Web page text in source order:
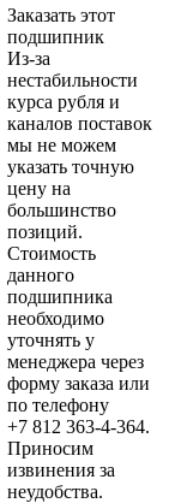
Заказать этот
подшипник
Из-за
нестабильности
курса рубля и
каналов поставок
мы не можем
указать точную
цену на
большинство
позиций.
Стоимость
данного
подшипника
необходимо
уточнять у
менеджера через
форму заказа или
по телефону
+7 812 363-4-364.
Приносим
извинения за
неудобства.